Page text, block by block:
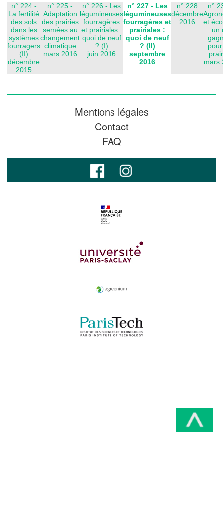
n° 224 -
La fertilité
des sols
dans les
systèmes
fourragers
(II)
décembre
2015
n° 225 -
Adaptation
des prairies
semées au
changement
climatique
mars 2016
n° 226 - Les
légumineuses
fourragères
et prairiales :
quoi de neuf
? (I)
juin 2016
n° 227 - Les
légumineuses
fourragères et
prairiales :
quoi de neuf
? (II)
septembre
2016
n° 228
décembre
2016
n°
et
: un
mars
Mentions légales
Contact
FAQ